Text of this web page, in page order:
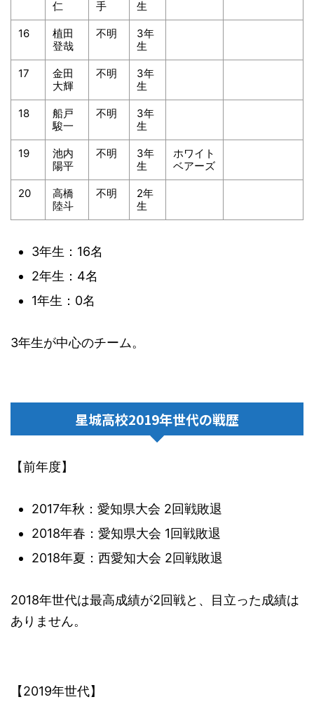
仁 手 生
16
植田
登哉
不明
3年
生
17
金田
大輝
不明
3年
生
18
船戸
駿一
不明
3年
生
19
池内
陽平
不明
3年
生
ホワイト
ベアーズ
20
高橋
陸斗
不明
2年
生
3年生：16名
2年生：4名
1年生：0名
3年生が中心のチーム。
星城高校2019年世代の戦歴
【前年度】
2017年秋：愛知県大会 2回戦敗退
2018年春：愛知県大会 1回戦敗退
2018年夏：西愛知大会 2回戦敗退
2018年世代は最高成績が2回戦と、目立った成績は
ありません。
【2019年世代】